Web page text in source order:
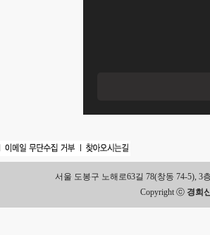
서울 도봉구 노해로63길 78(창동 74-5), 3
Copyright ⓒ 경희